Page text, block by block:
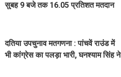
सुबह 9 बजे तक 16.05 प्रतिशत मतदान
दतिया उपचुनाव मतगणना : पांचवें राउंड में
भी कांग्रेस का पलड़ा भारी, घनश्याम सिंह ने